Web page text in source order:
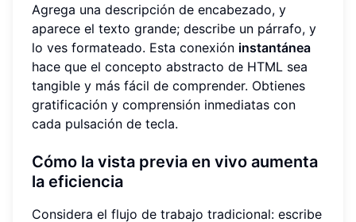
Agrega una descripción de encabezado, y
aparece el texto grande; describe un párrafo, y
lo ves formateado. Esta conexión instantánea
hace que el concepto abstracto de HTML sea
tangible y más fácil de comprender. Obtienes
gratificación y comprensión inmediatas con
cada pulsación de tecla.
Cómo la vista previa en vivo aumenta
la eficiencia
Considera el flujo de trabajo tradicional: escribe